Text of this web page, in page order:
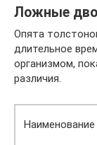
Ложные
Опята
длительное
организмом,
различия.
Наименование